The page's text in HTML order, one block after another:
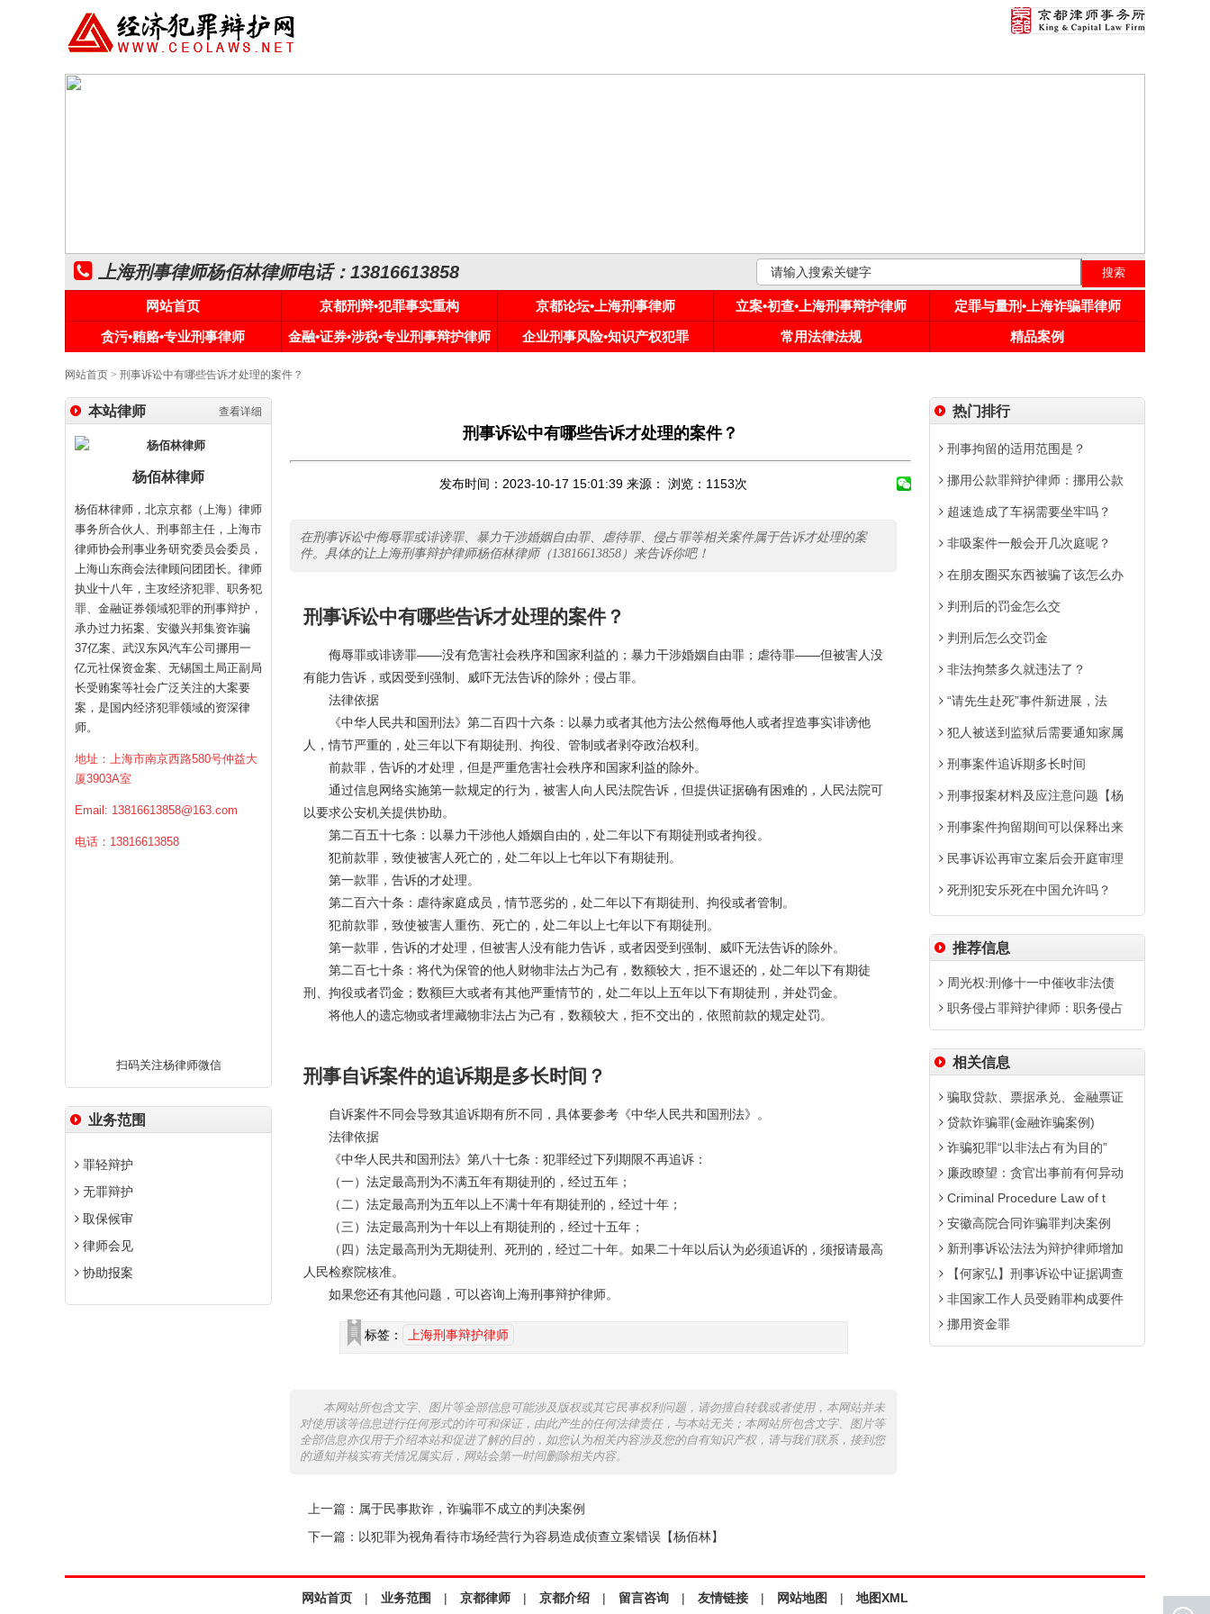
上海刑事律师杨佰林律师电话：13816613858
网站首页 京都刑辩•犯罪事实重构 京都论坛•上海刑事律师 立案•初查•上海刑事辩护律师
定罪与量刑•上海诈骗罪律师
贪污•贿赂•专业刑事律师
金融•证券•涉税•专业刑事辩护律师 企业刑事风险•知识产权犯罪 常用法律法规 精品案例
网站首页 > 刑事诉讼中有哪些告诉才处理的案件？
查看详细
本站律师
杨佰林律师
杨佰林律师，北京京都（上海）律师
事务所合伙人、刑事部主任，上海市
律师协会刑事业务研究委员会委员，
上海山东商会法律顾问团团长。律师
执业十八年，主攻经济犯罪、职务犯
罪、金融证券领域犯罪的刑事辩护，
承办过力拓案、安徽兴邦集资诈骗
37亿案、武汉东风汽车公司挪用一
亿元社保资金案、无锡国土局正副局
长受贿案等社会广泛关注的大案要
案，是国内经济犯罪领域的资深律
师。
地址：上海市南京西路580号仲益大
厦3903A室
Email: 13816613858@163.com
电话：13816613858
扫码关注杨律师微信
业务范围
罪轻辩护
无罪辩护
取保候审
律师会见
协助报案
刑事诉讼中有哪些告诉才处理的案件？
发布时间：2023-10-17 15:01:39 来源： 浏览： 1153次
在刑事诉讼中侮辱罪或诽谤罪、暴力干涉婚姻自由罪、虐待罪、侵占罪等相关案件属于告诉才处理的案
件。具体的让上海刑事辩护律师杨佰林律师（13816613858）来告诉你吧！
刑事诉讼中有哪些告诉才处理的案件？
侮辱罪或诽谤罪——没有危害社会秩序和国家利益的；暴力干涉婚姻自由罪；虐待罪——但被害人没
有能力告诉，或因受到强制、威吓无法告诉的除外；侵占罪。
法律依据
《中华人民共和国刑法》第二百四十六条：以暴力或者其他方法公然侮辱他人或者捏造事实诽谤他
人，情节严重的，处三年以下有期徒刑、拘役、管制或者剥夺政治权利。
前款罪，告诉的才处理，但是严重危害社会秩序和国家利益的除外。
通过信息网络实施第一款规定的行为，被害人向人民法院告诉，但提供证据确有困难的，人民法院可
以要求公安机关提供协助。
第二百五十七条：以暴力干涉他人婚姻自由的，处二年以下有期徒刑或者拘役。
犯前款罪，致使被害人死亡的，处二年以上七年以下有期徒刑。
第一款罪，告诉的才处理。
第二百六十条：虐待家庭成员，情节恶劣的，处二年以下有期徒刑、拘役或者管制。
犯前款罪，致使被害人重伤、死亡的，处二年以上七年以下有期徒刑。
第一款罪，告诉的才处理，但被害人没有能力告诉，或者因受到强制、威吓无法告诉的除外。
第二百七十条：将代为保管的他人财物非法占为己有，数额较大，拒不退还的，处二年以下有期徒
刑、拘役或者罚金；数额巨大或者有其他严重情节的，处二年以上五年以下有期徒刑，并处罚金。
将他人的遗忘物或者埋藏物非法占为己有，数额较大，拒不交出的，依照前款的规定处罚。
刑事自诉案件的追诉期是多长时间？
自诉案件不同会导致其追诉期有所不同，具体要参考《中华人民共和国刑法》。
法律依据
《中华人民共和国刑法》第八十七条：犯罪经过下列期限不再追诉：
（一）法定最高刑为不满五年有期徒刑的，经过五年；
（二）法定最高刑为五年以上不满十年有期徒刑的，经过十年；
（三）法定最高刑为十年以上有期徒刑的，经过十五年；
（四）法定最高刑为无期徒刑、死刑的，经过二十年。如果二十年以后认为必须追诉的，须报请最高
人民检察院核准。
如果您还有其他问题，可以咨询上海刑事辩护律师。
标签： 上海刑事辩护律师
本网站所包含文字、图片等全部信息可能涉及版权或其它民事权利问题，请勿擅自转载或者使用，本网站并未
对使用该等信息进行任何形式的许可和保证，由此产生的任何法律责任，与本站无关；本网站所包含文字、图片等
全部信息亦仅用于介绍本站和促进了解的目的，如您认为相关内容涉及您的自有知识产权，请与我们联系，接到您
的通知并核实有关情况属实后，网站会第一时间删除相关内容。
上一篇： 属于民事欺诈，诈骗罪不成立的判决案例
下一篇： 以犯罪为视角看待市场经营行为容易造成侦查立案错误【杨佰林】
热门排行
刑事拘留的适用范围是？
挪用公款罪辩护律师：挪用公款
超速造成了车祸需要坐牢吗？
非吸案件一般会开几次庭呢？
在朋友圈买东西被骗了该怎么办
判刑后的罚金怎么交
判刑后怎么交罚金
非法拘禁多久就违法了？
“请先生赴死”事件新进展，法
犯人被送到监狱后需要通知家属
刑事案件追诉期多长时间
刑事报案材料及应注意问题【杨
刑事案件拘留期间可以保释出来
民事诉讼再审立案后会开庭审理
死刑犯安乐死在中国允许吗？
推荐信息
周光权:刑修十一中催收非法债
职务侵占罪辩护律师：职务侵占
相关信息
骗取贷款、票据承兑、金融票证
贷款诈骗罪(金融诈骗案例)
诈骗犯罪“以非法占有为目的”
廉政瞭望：贪官出事前有何异动
Criminal Procedure Law of t
安徽高院合同诈骗罪判决案例
新刑事诉讼法法为辩护律师增加
【何家弘】刑事诉讼中证据调查
非国家工作人员受贿罪构成要件
挪用资金罪
网站首页 | 业务范围 | 京都律师 | 京都介绍 | 留言咨询 | 友情链接 | 网站地图 | 地图XML